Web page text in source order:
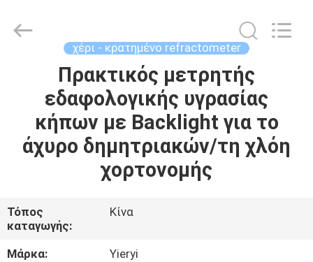
ΑΡΧΙΚΉ
ΣΕΛΊΔΑ
ΠΡΟΪΌΝΤΑ
ΜΕ
ΕΜΆΣ
Technology
χέρι - κρατημένο refractometer
Πρακτικός μετρητής
εδαφολογικής υγρασίας
κήπων με Backlight για το
άχυρο δημητριακών/τη χλόη
χορτονομής
Τόπος
καταγωγής:
Κίνα
Μάρκα:
Yieryi